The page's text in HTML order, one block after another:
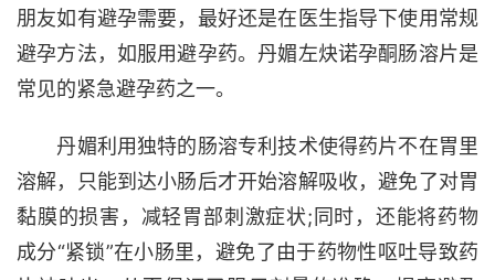
朋友如有避孕需要，最好还是在医生指导下使用常规
避孕方法，如服用避孕药。丹媚左炔诺孕酮肠溶片是
常见的紧急避孕药之一。
丹媚利用独特的肠溶专利技术使得药片不在胃里
溶解，只能到达小肠后才开始溶解吸收，避免了对胃
黏膜的损害，减轻胃部刺激症状;同时，还能将药物
成分“紧锁”在小肠里，避免了由于药物性呕吐导致药